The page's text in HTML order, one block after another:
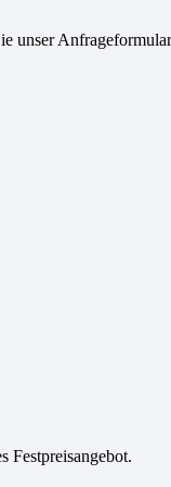
unser
Festpreisangebot.